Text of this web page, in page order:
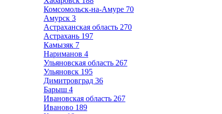
Комсомольск-на-Амуре 70
Амурск 3
Астраханская область 270
Астрахань 197
Камызяк 7
Нариманов 4
Ульяновская область 267
Ульяновск 195
Димитровград 36
Барыш 4
Ивановская область 267
Иваново 189